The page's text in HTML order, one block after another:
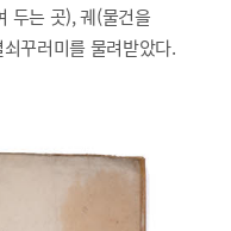
두는 곳), 궤(물건을
꾸러미를 물려받았다.